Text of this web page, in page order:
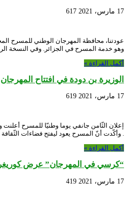
17 مارس، 2021 617
عودتنا، محافظة المهرجان الوطني للمسرح
وهو خدمة المسرح في الجزائر. وفي النسخة
أكمل القراءة »
الوزيرة بن دودة في افتتاح المهرجان
17 مارس، 2021 619
. وأكّدت أنّ المسرح يعود ليفتح فضاءات
أكمل القراءة »
“كرسي في المهرجان” عرض كوريغرافي يفتتح
17 مارس، 2021 419